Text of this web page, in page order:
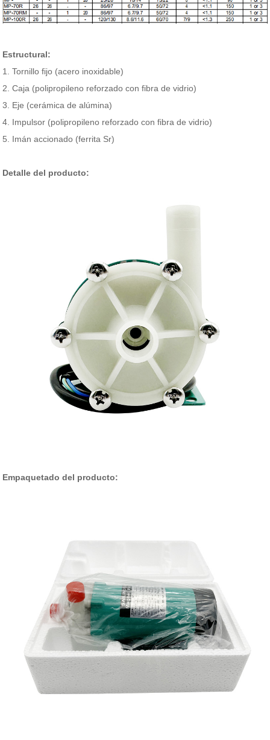
Estructural:
1. Tornillo fijo (acero inoxidable)
2. Caja (polipropileno reforzado con fibra de vidrio)
3. Eje (cerámica de alúmina)
4. Impulsor (polipropileno reforzado con fibra de vidrio)
5. Imán accionado (ferrita Sr)
Detalle del producto:
Empaquetado del producto: